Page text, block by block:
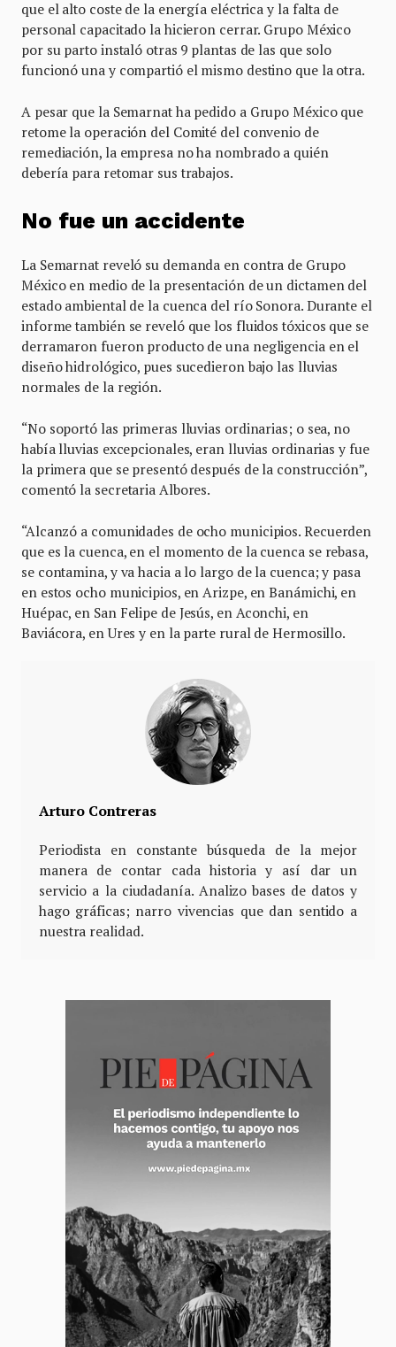
que el alto coste de la energía eléctrica y la falta de
personal capacitado la hicieron cerrar. Grupo México
por su parto instaló otras 9 plantas de las que solo
funcionó una y compartió el mismo destino que la otra.
A pesar que la Semarnat ha pedido a Grupo México que
retome la operación del Comité del convenio de
remediación, la empresa no ha nombrado a quién
debería para retomar sus trabajos.
No fue un accidente
La Semarnat reveló su demanda en contra de Grupo
México en medio de la presentación de un dictamen del
estado ambiental de la cuenca del río Sonora. Durante el
informe también se reveló que los fluidos tóxicos que se
derramaron fueron producto de una negligencia en el
diseño hidrológico, pues sucedieron bajo las lluvias
normales de la región.
“No soportó las primeras lluvias ordinarias; o sea, no
había lluvias excepcionales, eran lluvias ordinarias y fue
la primera que se presentó después de la construcción”,
comentó la secretaria Albores.
“Alcanzó a comunidades de ocho municipios. Recuerden
que es la cuenca, en el momento de la cuenca se rebasa,
se contamina, y va hacia a lo largo de la cuenca; y pasa
en estos ocho municipios, en Arizpe, en Banámichi, en
Huépac, en San Felipe de Jesús, en Aconchi, en
Baviácora, en Ures y en la parte rural de Hermosillo.
Arturo Contreras
Periodista en constante búsqueda de la mejor
manera de contar cada historia y así dar un
servicio a la ciudadanía. Analizo bases de datos y
hago gráficas; narro vivencias que dan sentido a
nuestra realidad.